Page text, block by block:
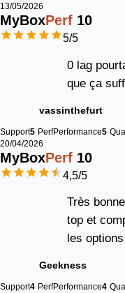
13/05/2026
MyBoxPerf 10
5/5
0 lag
que ça
vassinthefurt
Support5 PerfPerformance5
20/04/2026
MyBoxPerf 10
4,5/5
Très
top et
les
Geekness
Support4 PerfPerformance4